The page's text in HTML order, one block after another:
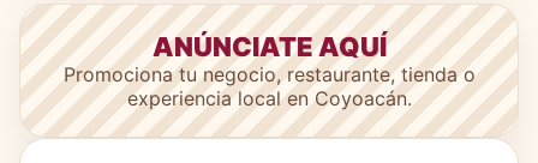
ANÚNCIATE AQUÍ
Promociona tu negocio, restaurante, tienda o
experiencia local en Coyoacán.